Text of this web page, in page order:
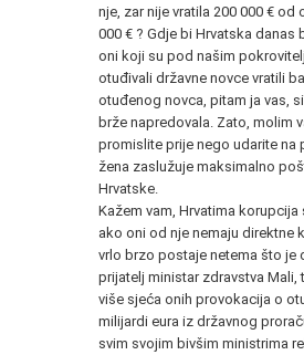
nje, zar nije vratila 200 000 € od
000 € ? Gdje bi Hrvatska danas
oni koji su pod našim
otuđivali državne novce vratili
otuđenog novca, pitam ja vas,
brže napredovala. Zato, molim
promislite prije nego udarite na
žena zaslužuje maksimalno
Hrvatske.
Kažem vam, Hrvatima korupcija
ako oni od nje nemaju direktne
vrlo brzo postaje netema što je
prijatelj ministar zdravstva Mali,
više sjeća onih provokacija o
milijardi eura iz državnog
svim svojim bivšim ministrima